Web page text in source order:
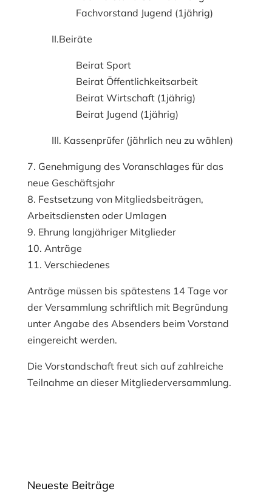
Fachvorstand Jugend (1jährig)
II.Beiräte
Beirat Sport
Beirat Öffentlichkeitsarbeit
Beirat Wirtschaft (1jährig)
Beirat Jugend (1jährig)
III. Kassenprüfer (jährlich neu zu wählen)
7. Genehmigung des Voranschlages für das
neue Geschäftsjahr
8. Festsetzung von Mitgliedsbeiträgen,
Arbeitsdiensten oder Umlagen
9. Ehrung langjähriger Mitglieder
10. Anträge
11. Verschiedenes
Anträge müssen bis spätestens 14 Tage vor
der Versammlung schriftlich mit Begründung
unter Angabe des Absenders beim Vorstand
eingereicht werden.
Die Vorstandschaft freut sich auf zahlreiche
Teilnahme an dieser Mitgliederversammlung.
Neueste Beiträge